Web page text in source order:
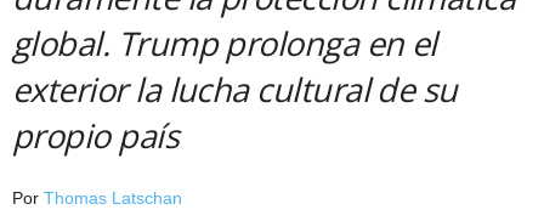
global. Trump prolonga en el
exterior la lucha cultural de su
propio país
Por Thomas Latschan